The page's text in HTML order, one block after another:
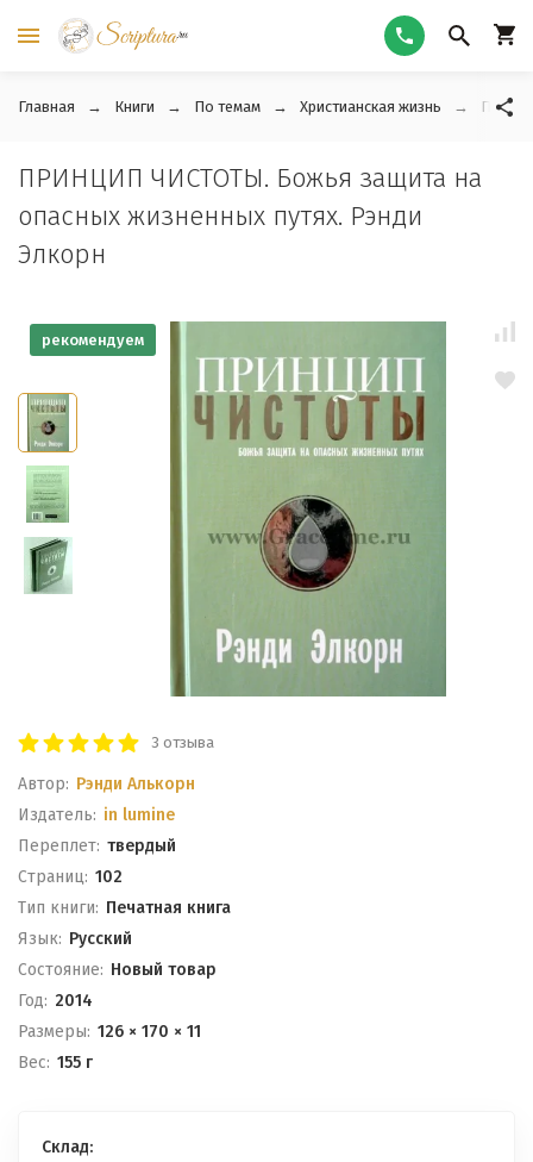
Главная Книги По темам Христианская жизнь
ПРИНЦИП ЧИСТОТЫ. Божья защита на
опасных жизненных путях. Рэнди
Элкорн
рекомендуем
3 отзыва
Автор: Рэнди Алькорн
Издатель: in lumine
Переплет: твердый
Cтраниц: 102
Тип книги: Печатная книга
Язык: Русский
Состояние: Новый товар
Год: 2014
Размеры: 126 × 170 × 11
Вес: 155 г
Склад: